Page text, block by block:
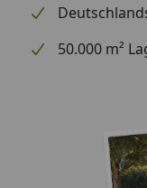
50.000 m²